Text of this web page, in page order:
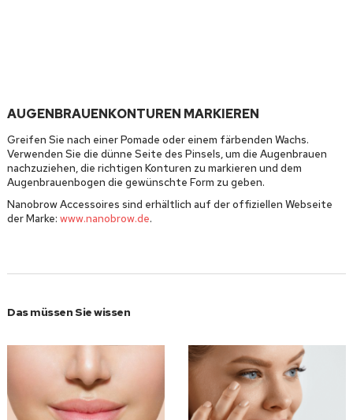
AUGENBRAUENKONTUREN MARKIEREN
Greifen Sie nach einer Pomade oder einem färbenden Wachs.
Verwenden Sie die dünne Seite des Pinsels, um die Augenbrauen
nachzuziehen, die richtigen Konturen zu markieren und dem
Augenbrauenbogen die gewünschte Form zu geben.
Nanobrow Accessoires sind erhältlich auf der offiziellen Webseite
der Marke: www.nanobrow.de.
Das müssen Sie wissen